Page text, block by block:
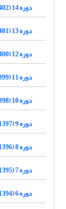
دوره 14 (1402)
دوره 13 (1401)
دوره 12 (1400)
دوره 11 (1399)
دوره 10 (1398)
دوره 9 (1397)
دوره 8 (1396)
دوره 7 (1395)
دوره 6 (1394)